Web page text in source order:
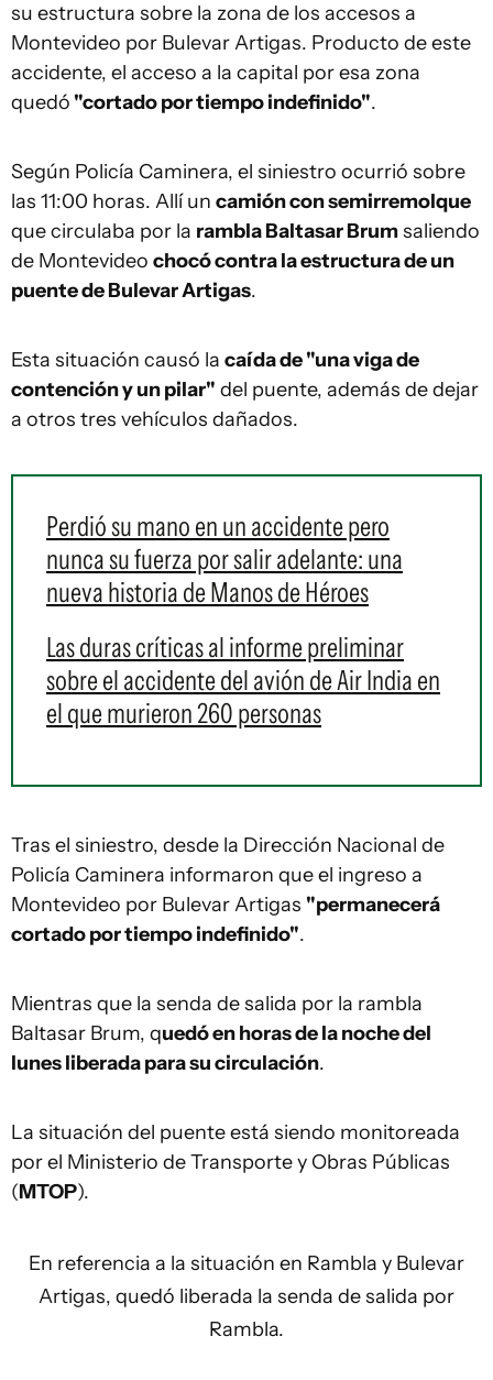
su estructura sobre la zona de los accesos a
Montevideo por Bulevar Artigas. Producto de este
accidente, el acceso a la capital por esa zona
quedó "cortado por tiempo indefinido".
Según Policía Caminera, el siniestro ocurrió sobre
las 11:00 horas. Allí un camión con semirremolque
que circulaba por la rambla Baltasar Brumsaliendo
de Montevideo chocó contra la estructura de un
puente de Bulevar Artigas.
Esta situación causó la caída de "una viga de
contención y un pilar" del puente, además de dejar
a otros tres vehículos dañados.
Perdió su mano en un accidente pero
nunca su fuerza por salir adelante: una
nueva historia de Manos de Héroes
Las duras críticas al informe preliminar
sobre el accidente del avión de Air India en
el que murieron 260 personas
Tras el siniestro, desde la Dirección Nacional de
Policía Caminera informaron que el ingreso a
Montevideo por Bulevar Artigas "permanecerá
cortado por tiempo indefinido".
Mientras que la senda de salida por la rambla
Baltasar Brum, quedó en horas de la noche del
lunes liberada para su circulación.
La situación del puente está siendo monitoreada
por el Ministerio de Transporte y Obras Públicas
(MTOP).
En referencia a la situación en Rambla y Bulevar
Artigas, quedó liberada la senda de salida por
Rambla.